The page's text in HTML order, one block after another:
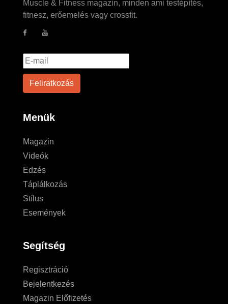
Muscle & Fitness magazin, minden ami testépítés,
fitnesz, erőemelés vagy crossfit.
Menük
Magazin
Videók
Edzés
Táplálkozás
Stílus
Események
Segítség
Regisztráció
Bejelentkezés
Magazin Előfizetés